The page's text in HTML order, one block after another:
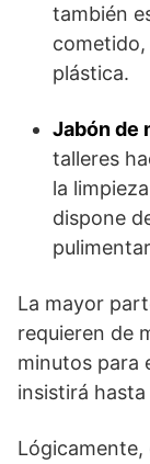
también
plástica.
Jabón de
talleres
la
dispone
La mayor
requieren de
minutos para
insistirá